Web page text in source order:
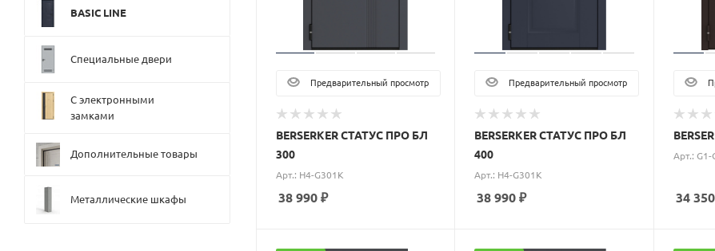
Предварительный просмотр
BERSERKER СТАТУС ПРО БЛ
300
Арт.: H4-G301K
38 990₽
Предварительный просмотр
BERSERKER СТАТУС ПРО БЛ
400
Арт.: H4-G301K
38 990₽
Арт.: G1-
34 350
BASIC LINE
Специальные двери
С электронными
замками
Дополнительные товары
Металлические шкафы